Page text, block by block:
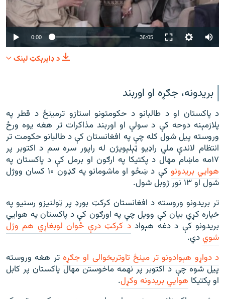
Auto
240p
720p
1080p
0:00 36:05
1080p
د ډاېرېکټ لېنک
بريدونه، جګړه او اوربند
د پاکستان او د طالبانو د حکومتونو استازو ترمينځ د قطر په
پلازمېنه دوحه کې د سولې او اوربند مذاکرات تر هغه يوه ورځ
وروسته پیل شول کله چې په افغانستان کې د طالبانو حکومت تر
انتظام لاندې ملي راډيو ټېلېويژن له راپور سره سم د اکتوبر پر
۱۷مه ماښام مهال د پکتيکا په ارګون او برمل کې د پاکستان په
هوايي بريدونو
کې د ښځو او ماشومانو په ګډون ۱۰ کسان ووژل
شول او ۱۳ نور ژوبل شول.
تر بريدونو وروسته د افغانستان کرکټ بورډ پر ټولنيزو رسنيو په
خپاره کړي بيان کې وويل چې په اورګون کې د پاکستان په هوايي
بريدونو کې د دغه هېوادد کرکټ درې ځوان لوبغاړي هم وژل
شويدي.
د دواړو هېوادونو تر مينځ تاوتريخوالی او جګړه تر هغه وروسته
پیل شوه چې د اکتوبر پر نهمه ماخوستن مهال پاکستان پر کابل
او پکتيکا هوايي بريدونه وکړل.